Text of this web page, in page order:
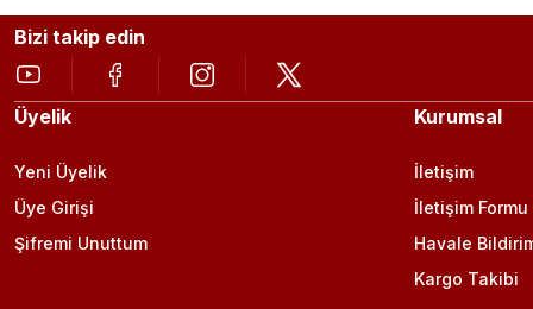
Bizi takip edin
Üyelik
Yeni Üyelik
Üye Girişi
Şifremi Unuttum
Kurumsal
İletişim
İletişim Formu
Havale
Kargo Takibi